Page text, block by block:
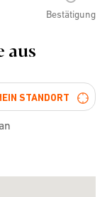
Bestätigung
aus
STANDORT